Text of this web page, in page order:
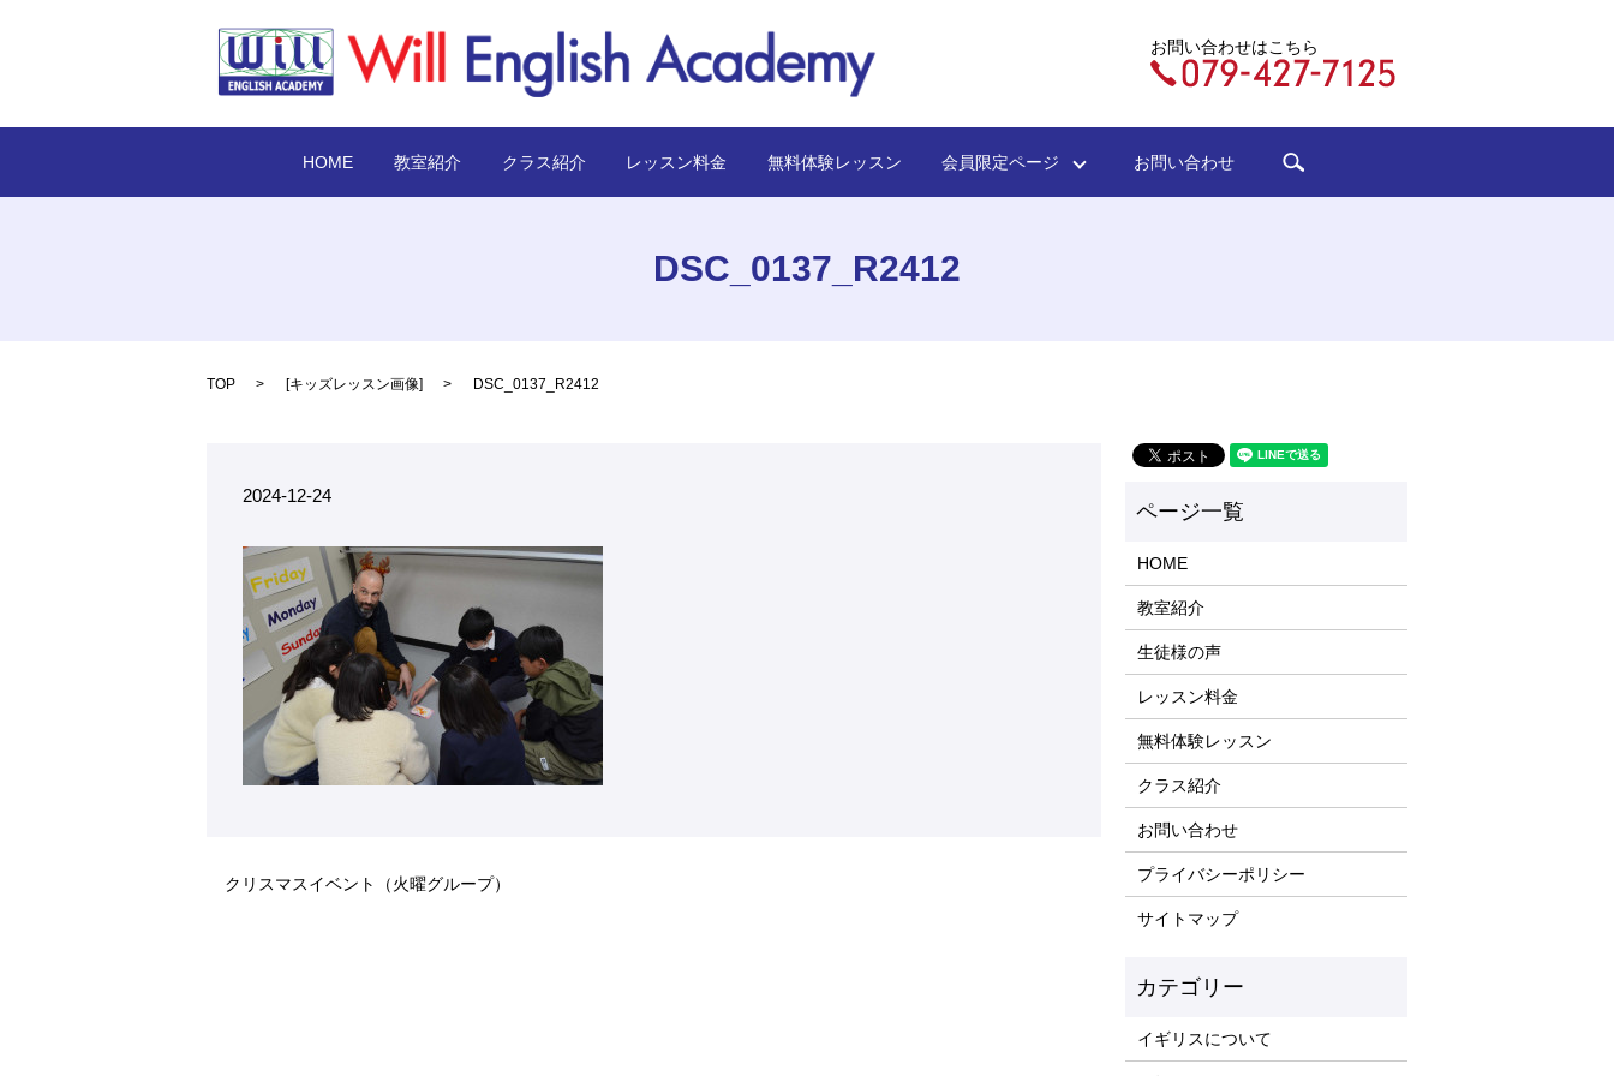
お問い合わせはこちら
HOME 教室紹介 クラス紹介 レッスン料金 無料体験レッスン 会員限定ページ お問い合わせ
DSC_0137_R2412
TOP [キッズレッスン画像] DSC_0137_R2412
2024-12-24
クリスマスイベント（火曜グループ）
HOME
教室紹介
生徒様の声
レッスン料金
無料体験レッスン
クラス紹介
お問い合わせ
プライバシーポリシー
サイトマップ
イギリスについて